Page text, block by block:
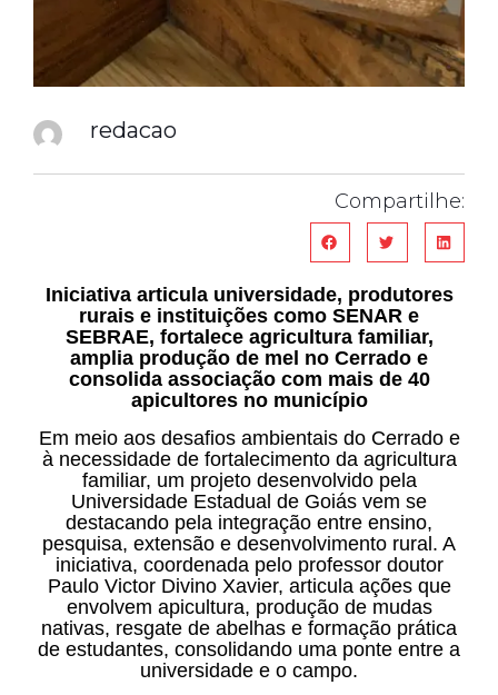
redacao
Compartilhe:
Iniciativa articula universidade, produtores
rurais e instituições como SENAR e
SEBRAE, fortalece agricultura familiar,
amplia produção de mel no Cerrado e
consolida associação com mais de 40
apicultores no município
Em meio aos desafios ambientais do Cerrado e
à necessidade de fortalecimento da agricultura
familiar, um projeto desenvolvido pela
Universidade Estadual de Goiás vem se
destacando pela integração entre ensino,
pesquisa, extensão e desenvolvimento rural. A
iniciativa, coordenada pelo professor doutor
Paulo Victor Divino Xavier, articula ações que
envolvem apicultura, produção de mudas
nativas, resgate de abelhas e formação prática
de estudantes, consolidando uma ponte entre a
universidade e o campo.